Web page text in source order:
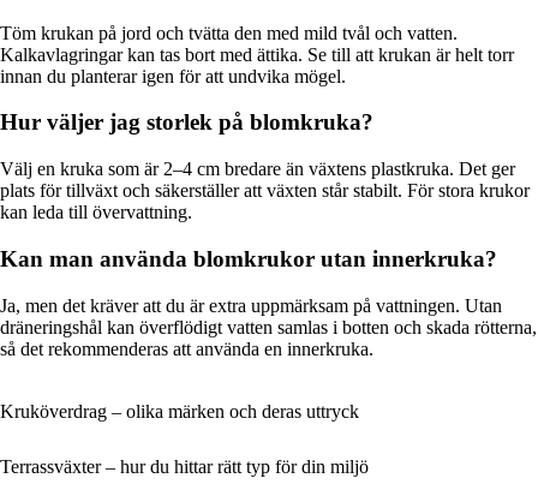
Töm krukan på jord och tvätta den med mild tvål och vatten.
Kalkavlagringar kan tas bort med ättika. Se till att krukan är helt torr
innan du planterar igen för att undvika mögel.
Hur väljer jag storlek på blomkruka?
Välj en kruka som är 2–4 cm bredare än växtens plastkruka. Det ger
plats för tillväxt och säkerställer att växten står stabilt. För stora krukor
kan leda till övervattning.
Kan man använda blomkrukor utan innerkruka?
Ja, men det kräver att du är extra uppmärksam på vattningen. Utan
dräneringshål kan överflödigt vatten samlas i botten och skada rötterna,
så det rekommenderas att använda en innerkruka.
Kruköverdrag – olika märken och deras uttryck
Terrassväxter – hur du hittar rätt typ för din miljö